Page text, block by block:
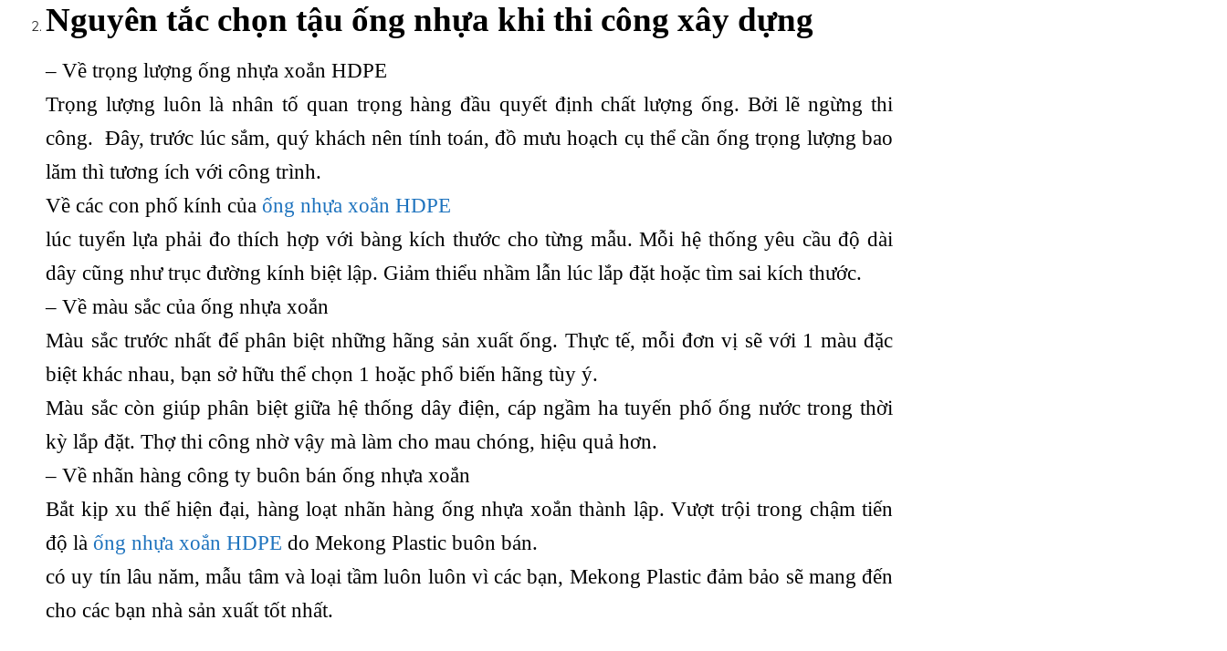
Nguyên tắc chọn tậu ống nhựa khi thi công xây dựng
– Về trọng lượng ống nhựa xoắn HDPE
Trọng lượng luôn là nhân tố quan trọng hàng đầu quyết định chất lượng ống. Bởi lẽ ngừng thi
công. Đây, trước lúc sắm, quý khách nên tính toán, đồ mưu hoạch cụ thể cần ống trọng lượng bao
lăm thì tương ích với công trình.
Về các con phố kính củaống nhựa xoắn HDPE
lúc tuyển lựa phải đo thích hợp với bàng kích thước cho từng mẫu. Mỗi hệ thống yêu cầu độ dài
dây cũng như trục đường kính biệt lập. Giảm thiểu nhầm lẫn lúc lắp đặt hoặc tìm sai kích thước.
– Về màu sắc của ống nhựa xoắn
Màu sắc trước nhất để phân biệt những hãng sản xuất ống. Thực tế, mỗi đơn vị sẽ với 1 màu đặc
biệt khác nhau, bạn sở hữu thể chọn 1 hoặc phổ biến hãng tùy ý.
Màu sắc còn giúp phân biệt giữa hệ thống dây điện, cáp ngầm ha tuyến phố ống nước trong thời
kỳ lắp đặt. Thợ thi công nhờ vậy mà làm cho mau chóng, hiệu quả hơn.
– Về nhãn hàng công ty buôn bán ống nhựa xoắn
Bắt kịp xu thế hiện đại, hàng loạt nhãn hàng ống nhựa xoắn thành lập. Vượt trội trong chậm tiến
độ làống nhựa xoắn HDPE do Mekong Plastic buôn bán.
có uy tín lâu năm, mẫu tâm và loại tầm luôn luôn vì các bạn, Mekong Plastic đảm bảo sẽ mang đến
cho các bạn nhà sản xuất tốt nhất.